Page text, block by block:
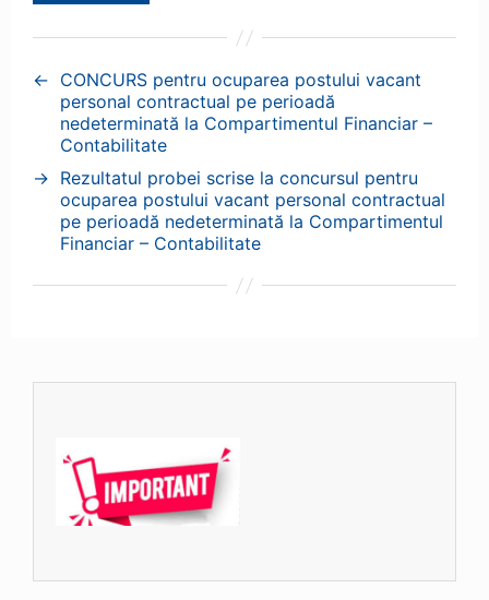
← CONCURS pentru ocuparea postului vacant
personal contractual pe perioadă
nedeterminată la Compartimentul Financiar –
Contabilitate
→ Rezultatul probei scrise la concursul pentru
ocuparea postului vacant personal contractual
pe perioadă nedeterminată la Compartimentul
Financiar – Contabilitate